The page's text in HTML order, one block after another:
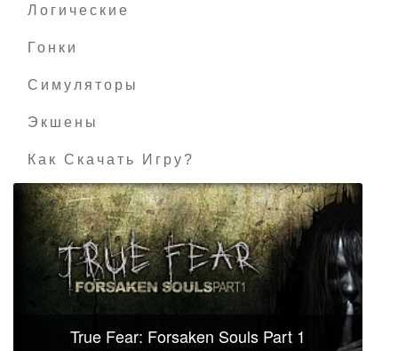
Логические
Гонки
Симуляторы
Экшены
Как Скачать Игру?
True Fear: Forsaken Souls Part 1